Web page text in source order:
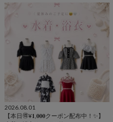
2026.08.01
【本日🉐¥𝟏,𝟎𝟎𝟎クーポン配布中！✨】